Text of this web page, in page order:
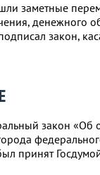
заметные
денежного
закон,
закон «Об
принят